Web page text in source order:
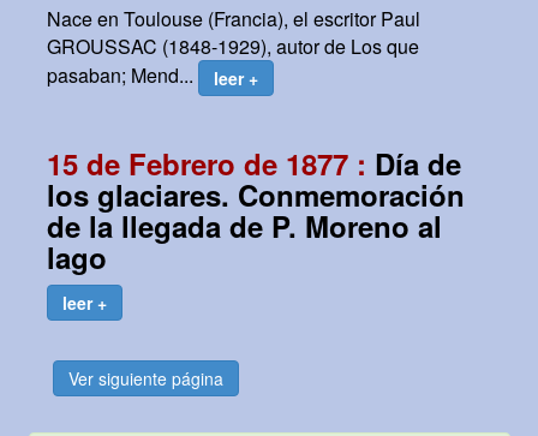
Nace en Toulouse (Francia), el escritor Paul
GROUSSAC (1848-1929), autor de Los que
pasaban; Mend...
leer +
15 de Febrero de 1877 : Día de
los glaciares. Conmemoración
de la llegada de P. Moreno al
lago
leer +
Ver siguiente página